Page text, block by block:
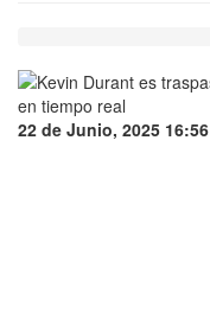
22 de Junio, 2025 16:56